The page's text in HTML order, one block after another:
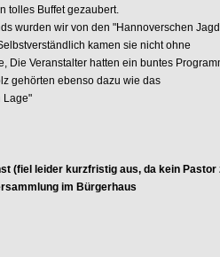
tolles Buffet gezaubert.
wurden wir von den "Hannoverschen
kamen sie nicht ohne
Die Veranstalter hatten ein buntes
gehörten ebenso dazu wie das
Lage"
(fiel leider kurzfristig aus, da kein Pastor
im Bürgerhaus